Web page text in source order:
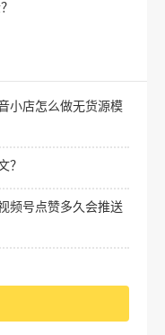
小店怎么做无货源模
？
频号点赞多久会推送